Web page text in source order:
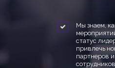
Мы знаем,
статус
привлечь
партнеров
сотрудников.